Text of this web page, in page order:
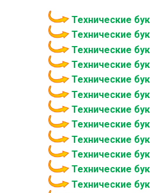
Технические
Технические
Технические
Технические
Технические
Технические
Технические
Технические
Технические
Технические
Технические
Технические